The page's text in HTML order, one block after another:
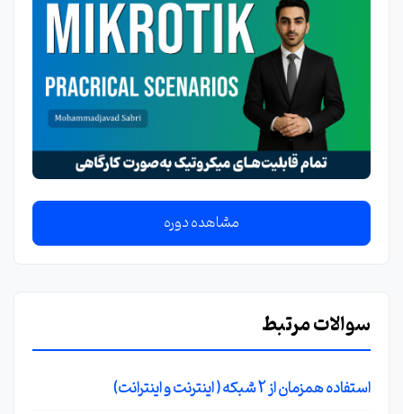
مشاهده دوره
سوالات مرتبط
استفاده همزمان از 2 شبکه ( اینترنت و اینترانت)